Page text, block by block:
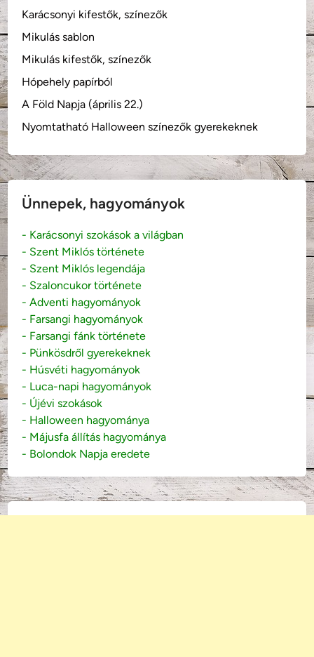
Karácsonyi kifestők, színezők
Mikulás sablon
Mikulás kifestők, színezők
Hópehely papírból
A Föld Napja (április 22.)
Nyomtatható Halloween színezők gyerekeknek
Ünnepek, hagyományok
- Karácsonyi szokások a világban
- Szent Miklós története
- Szent Miklós legendája
- Szaloncukor története
- Adventi hagyományok
- Farsangi hagyományok
- Farsangi fánk története
- Pünkösdről gyerekeknek
- Húsvéti hagyományok
- Luca-napi hagyományok
- Újévi szokások
- Halloween hagyománya
- Májusfa állítás hagyománya
- Bolondok Napja eredete